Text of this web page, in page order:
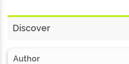
Discover
Author